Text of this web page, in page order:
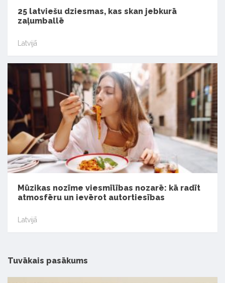
25 latviešu dziesmas, kas skan jebkurā
zaļumballē
Latvijā
Mūzikas nozīme viesmīlības nozarē: kā radīt
atmosfēru un ievērot autortiesības
Latvijā
Tuvākais pasākums